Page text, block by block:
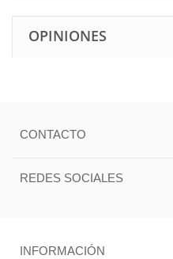
OPINIONES
CONTACTO
REDES SOCIALES
INFORMACIÓN